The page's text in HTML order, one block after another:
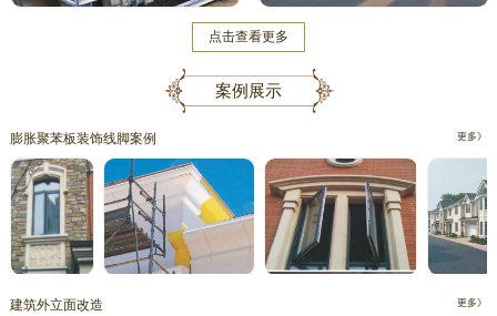
点击查看更多
案例展示
膨胀聚苯板装饰线脚案例 更多》
建筑外立面改造 更多》